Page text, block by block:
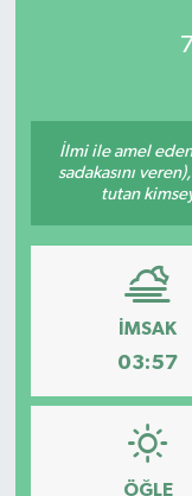
İlmi ile amel
sadakasını
tutan
İMSAK
03:57
ÖĞLE